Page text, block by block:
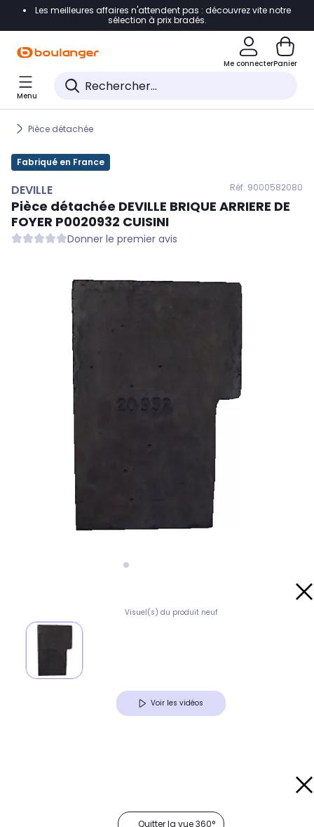
Accéder directement à la navigation
Accéder directement au pied de page
Accéder directement au chatbot
Les meilleures affaires n'attendent pas : découvrez vite notre
sélection à prix bradés.
Me connecterPanier
Menu
Pièce détachée
Fabriqué en France
DEVILLE Réf. 9000582080
Pièce détachée DEVILLE BRIQUE ARRIERE DE
FOYER P0020932 CUISINI
Donner le premier avis
Visuel(s) du produit neuf
Voir les vidéos
Quitter la vue 360°